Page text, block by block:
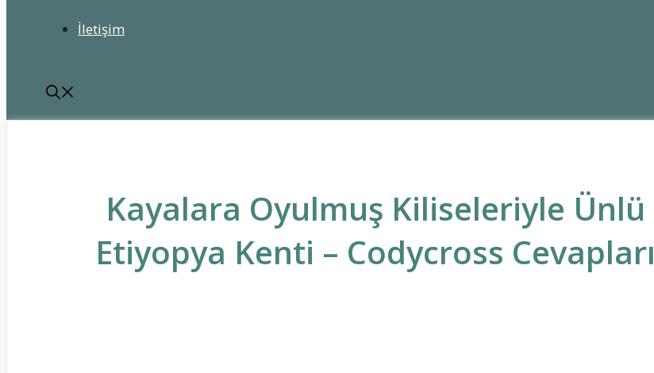
İletişim
Kayalara Oyulmuş Kiliseleriyle Ünlü
Etiyopya Kenti – Codycross Cevapları